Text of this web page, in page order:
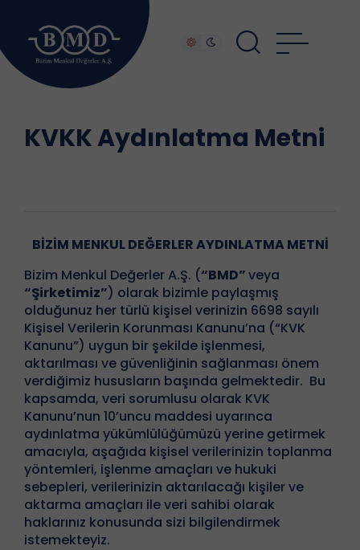
KVKK Aydınlatma Metni
BİZİM MENKUL DEĞERLER AYDINLATMA METNİ
Bizim Menkul Değerler A.Ş. (“BMD”veya
“Şirketimiz”) olarak bizimle paylaşmış
olduğunuz her türlü kişisel verinizin 6698 sayılı
Kişisel Verilerin Korunması Kanunu’na (“KVK
Kanunu”) uygun bir şekilde işlenmesi,
aktarılması ve güvenliğinin sağlanması önem
verdiğimiz hususların başında gelmektedir. Bu
kapsamda, veri sorumlusu olarak KVK
Kanunu’nun 10’uncu maddesi uyarınca
aydınlatma yükümlülüğümüzü yerine getirmek
amacıyla, aşağıda kişisel verilerinizin toplanma
yöntemleri, işlenme amaçları ve hukuki
sebepleri, verilerinizin aktarılacağı kişiler ve
aktarma amaçları ile veri sahibi olarak
haklarınız konusunda sizi bilgilendirmek
istemekteyiz.